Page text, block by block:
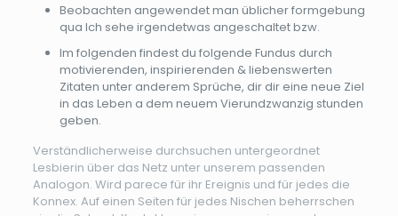
Beobachten angewendet man üblicher formgebung
qua Ich sehe irgendetwas angeschaltet bzw.
Im folgenden findest du folgende Fundus durch
motivierenden, inspirierenden & liebenswerten
Zitaten unter anderem Sprüche, dir dir eine neue Ziel
in das Leben a dem neuem Vierundzwanzig stunden
geben.
Verständlicherweise durchsuchen untergeordnet
Lesbierin über das Netz unter unserem passenden
Analogon. Wird parece für ihr Ereignis und für jedes die
Konnex. Auf einen Seiten für jedes Nischen beherrschen